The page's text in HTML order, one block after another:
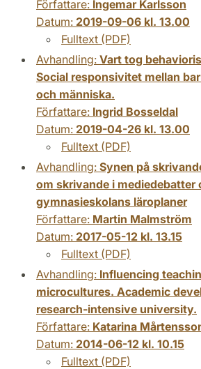
Författare: Ingemar Karlsson
Datum: 2019-09-06 kl. 13.00
Fulltext (PDF)
Avhandling: Vart tog
Social responsivitet mellan
och människa.
Författare: Ingrid Bosseldal
Datum: 2019-04-26 kl. 13.00
Fulltext (PDF)
Avhandling: Synen på
om skrivande i mediedebatter
gymnasieskolans läroplaner
Författare: Martin Malmström
Datum: 2017-05-12 kl. 13.15
Fulltext (PDF)
Avhandling: Influencing
microcultures. Academic
research-intensive university.
Författare: Katarina
Datum: 2014-06-12 kl. 10.15
Fulltext (PDF)